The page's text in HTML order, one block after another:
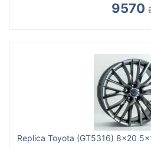
9570
Replica Toyota (GT5316) 8x20